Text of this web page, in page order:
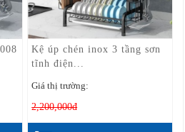
Kệ úp chén inox 3 tầng sơn
tĩnh điện...
Giá thị trường:
2,200,000đ